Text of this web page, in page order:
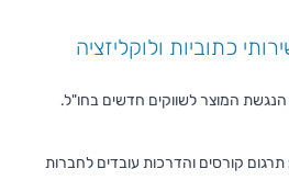
כתוביות ולוקליזציה
המוצר לשווקים חדשים בחו"ל.
קורסים והדרכות עובדים לחברות